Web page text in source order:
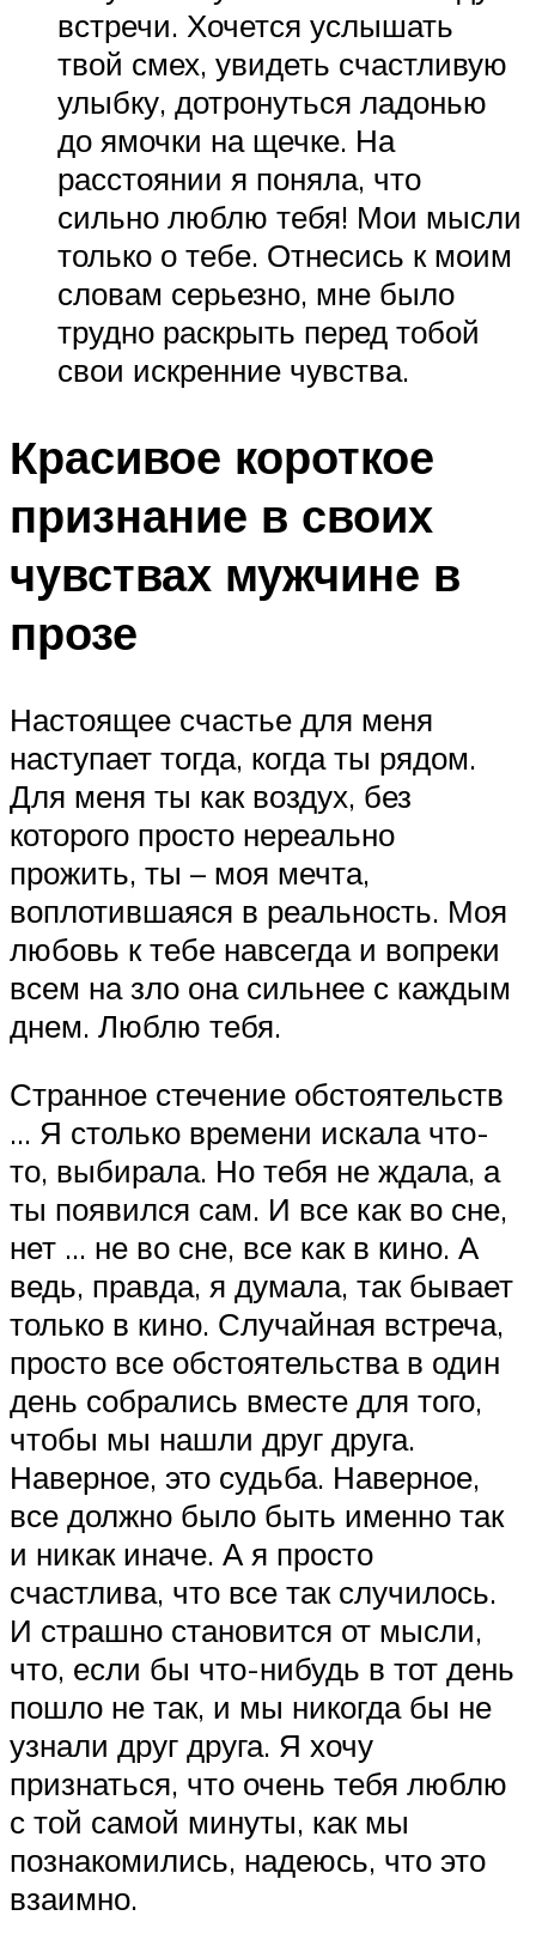
встречи. Хочется услышать
твой смех, увидеть счастливую
улыбку, дотронуться ладонью
до ямочки на щечке. На
расстоянии я поняла, что
сильно люблю тебя! Мои мысли
только о тебе. Отнесись к моим
словам серьезно, мне было
трудно раскрыть перед тобой
свои искренние чувства.
Красивое короткое
признание в своих
чувствах мужчине в
прозе
Настоящее счастье для меня
наступает тогда, когда ты рядом.
Для меня ты как воздух, без
которого просто нереально
прожить, ты – моя мечта,
воплотившаяся в реальность. Моя
любовь к тебе навсегда и вопреки
всем на зло она сильнее с каждым
днем. Люблю тебя.
Странное стечение обстоятельств
… Я столько времени искала что-
то, выбирала. Но тебя не ждала, а
ты появился сам. И все как во сне,
нет … не во сне, все как в кино. А
ведь, правда, я думала, так бывает
только в кино. Случайная встреча,
просто все обстоятельства в один
день собрались вместе для того,
чтобы мы нашли друг друга.
Наверное, это судьба. Наверное,
все должно было быть именно так
и никак иначе. А я просто
счастлива, что все так случилось.
И страшно становится от мысли,
что, если бы что-нибудь в тот день
пошло не так, и мы никогда бы не
узнали друг друга. Я хочу
признаться, что очень тебя люблю
с той самой минуты, как мы
познакомились, надеюсь, что это
взаимно.